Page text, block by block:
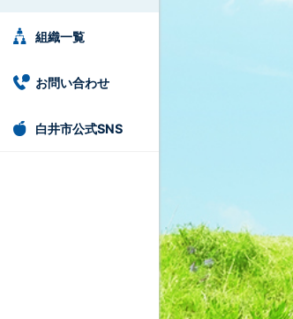
組織一覧
お問い合わせ
白井市公式SNS